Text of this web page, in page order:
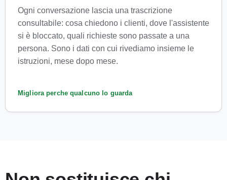
Ogni conversazione lascia una trascrizione
consultabile: cosa chiedono i clienti, dove l'assistente
si è bloccato, quali richieste sono passate a una
persona. Sono i dati con cui rivediamo insieme le
istruzioni, mese dopo mese.
Migliora perche qualcuno lo guarda